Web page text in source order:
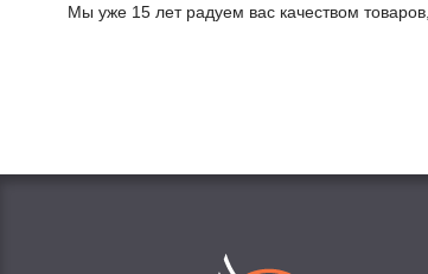
Мы уже 15 лет радуем вас качеством